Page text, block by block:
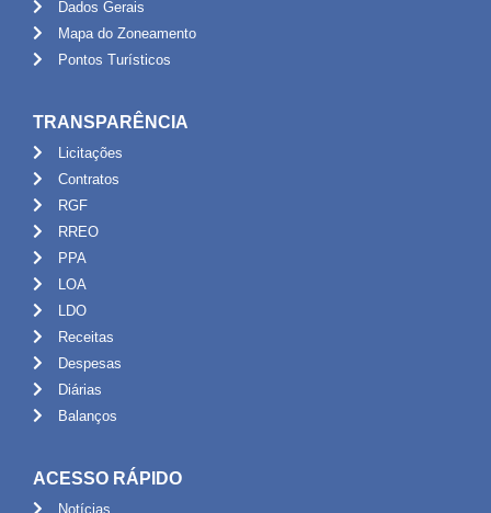
Dados Gerais
Mapa do Zoneamento
Pontos Turísticos
TRANSPARÊNCIA
Licitações
Contratos
RGF
RREO
PPA
LOA
LDO
Receitas
Despesas
Diárias
Balanços
ACESSO RÁPIDO
Notícias